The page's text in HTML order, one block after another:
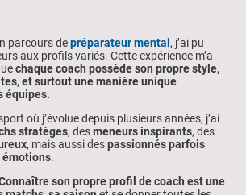
parcours depréparateur mental , j’ai pu
aux profils variés. Cette expérience m’a
chaque coach possède son propre style,
et surtout une manière unique
équipes.
où j’évolue depuis plusieurs années, j’ai
stratèges, desmeneurs inspirants, des
, mais aussi despassionnés parfois
émotions.
son propre profil de coach est une